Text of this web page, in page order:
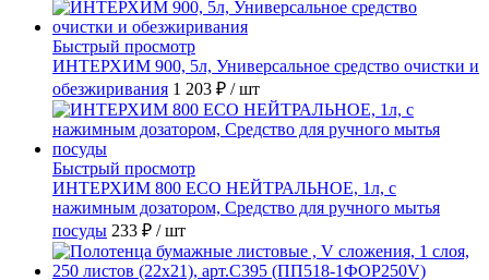
Быстрый просмотр
ИНТЕРХИМ 900, 5л, Универсальное средство очистки и
обезжиривания 1 203 ₽ / шт
Быстрый просмотр
ИНТЕРХИМ 800 ECO НЕЙТРАЛЬНОЕ, 1л, с
нажимным дозатором, Средство для ручного мытья
посуды 233 ₽ / шт